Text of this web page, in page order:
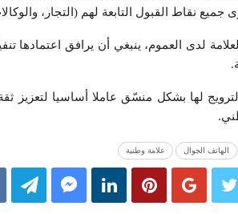
نقاط القبول التابعة لهم (التجار،
لها بشكل منسّق عاملا أساسيا لتعزيز
الهاتف الجوال علامة وطنية